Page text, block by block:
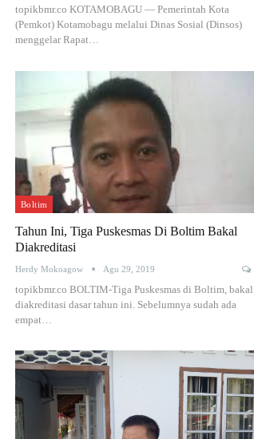
topikbmr.co KOTAMOBAGU — Pemerintah Kota
(Pemkot) Kotamobagu melalui Dinas Sosial (Dinsos)
menggelar Rapat…
Boltim
Tahun Ini, Tiga Puskesmas Di Boltim Bakal
Diakreditasi
Herdy Mokoagow Agu 29, 2019
topikbmr.co BOLTIM-Tiga Puskesmas di Boltim, bakal
diakreditasi dasar tahun ini. Sebelumnya sudah ada
empat…